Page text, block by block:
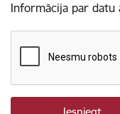
Informācija par datu